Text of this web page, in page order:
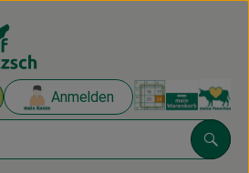
Anmelden
öffnen oder